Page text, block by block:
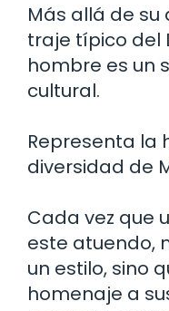
Más allá de
traje típico del
hombre es un
cultural.
Representa la
diversidad de
Cada vez que
este atuendo,
un estilo, sino
homenaje a